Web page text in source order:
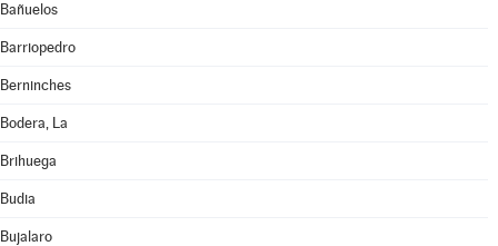
Bañuelos
Barriopedro
Berninches
Bodera, La
Brihuega
Budia
Bujalaro